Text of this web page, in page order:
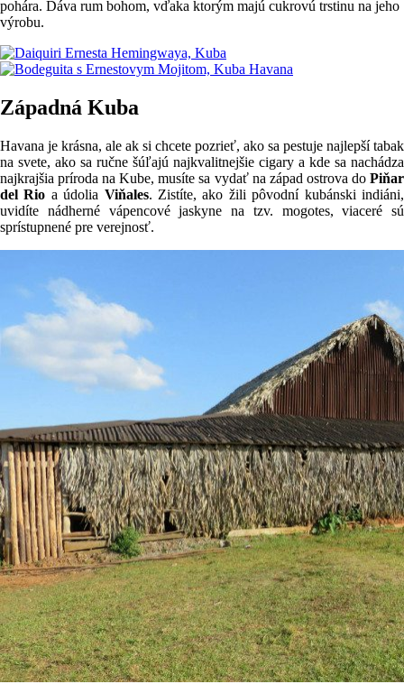
pohára. Dáva rum bohom, vďaka ktorým majú cukrovú trstinu na jeho
výrobu.
Západná Kuba
Havana je krásna, ale ak si chcete pozrieť, ako sa pestuje najlepší tabak
na svete, ako sa ručne šúľajú najkvalitnejšie cigary a kde sa nachádza
najkrajšia príroda na Kube, musíte sa vydať na západ ostrova do Piňar
del Rio a údolia Viňales. Zistíte, ako žili pôvodní kubánski indiáni,
uvidíte nádherné vápencové jaskyne na tzv. mogotes, viaceré sú
sprístupnené pre verejnosť.